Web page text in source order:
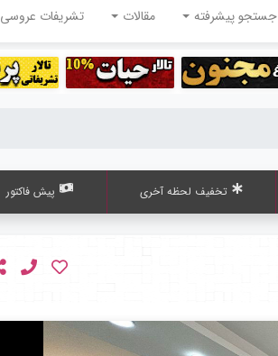
جستجو پیشرفته مقالات تشریفات عروسی
تخفیف لحظه آخری پیش فاکتور